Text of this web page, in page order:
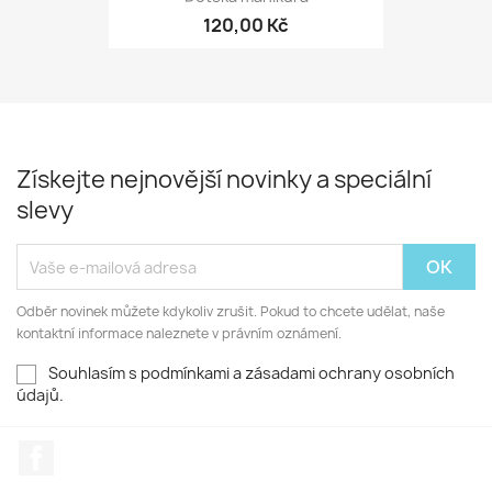
120,00 Kč
Získejte nejnovější novinky a speciální
slevy
Odběr novinek můžete kdykoliv zrušit. Pokud to chcete udělat, naše
kontaktní informace naleznete v právním oznámení.
Souhlasím s podmínkami a zásadami ochrany osobních
údajů.